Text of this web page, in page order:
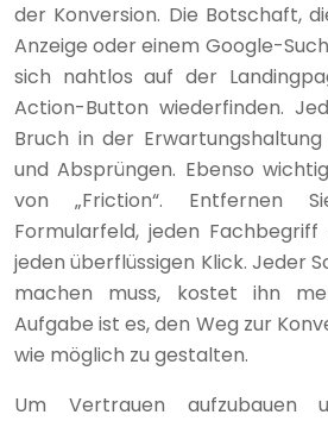
der Konversion. Die Botschaft,
Anzeige oder einem Google-
sich nahtlos auf der
Action-Button wiederfinden.
Bruch in der
und Absprüngen. Ebenso
von „Friction“. Entfernen
Formularfeld, jeden
jeden überflüssigen Klick. Jeder
machen muss, kostet ihn
Aufgabe ist es, den Weg zur
wie möglich zu gestalten.
Um Vertrauen aufzubauen